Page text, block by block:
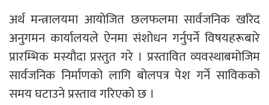
अर्थ मन्त्रालयमा आयोजित छलफलमा सार्वजनिक खरिद
अनुगमन कार्यालयले ऐनमा संशोधन गर्नुपर्ने विषयहरूबारे
प्रारम्भिक मस्यौदा प्रस्तुत गरे । प्रस्तावित व्यवस्थाबमोजिम
सार्वजनिक निर्माणको लागि बोलपत्र पेश गर्ने साविकको
समय घटाउने प्रस्ताव गरिएको छ ।